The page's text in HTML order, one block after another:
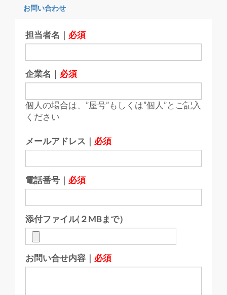
お問い合わせ
担当者名｜ 必須
企業名｜ 必須
個人の場合は、”屋号”もしくは”個人”とご記入
ください
メールアドレス｜ 必須
電話番号｜ 必須
添付ファイル(２MBまで）
お問い合せ内容｜ 必須